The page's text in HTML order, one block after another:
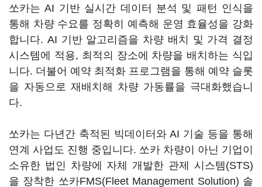
쏘카는 AI 기반 실시간 데이터 분석 및 패턴 인식을
통해 차량 수요를 정확히 예측해 운영 효율성을 강화
합니다. AI 기반 알고리즘을 차량 배치 및 가격 결정
시스템에 적용, 최적의 장소에 차량을 배치하는 식입
니다. 더불어 예약 최적화 프로그램을 통해 예약 슬롯
을 자동으로 재배치해 차량 가동률을 극대화했습니
다.
쏘카는 다년간 축적된 빅데이터와 AI 기술 등을 통해
연계 사업도 진행 중입니다. 쏘카 차량이 아닌 기업이
소유한 법인 차량에 자체 개발한 관제 시스템(STS)
을 장착한 쏘카FMS(Fleet Management Solution) 솔